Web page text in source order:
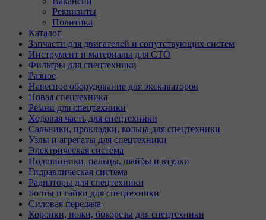
Реквизиты
Политика
Каталог
Запчасти для двигателей и сопутствующих систем
Инструмент и материалы для СТО
Фильтры для спецтехники
Разное
Навесное оборудование для экскаваторов
Новая спецтехника
Ремни для спецтехники
Ходовая часть для спецтехники
Сальники, прокладки, кольца для спецтехники
Узлы и агрегаты для спецтехники
Электрическая система
Подшипники, пальцы, шайбы и втулки
Гидравлическая система
Радиаторы для спецтехники
Болты и гайки для спецтехники
Силовая передача
Коронки, ножи, бокорезы для спецтехники